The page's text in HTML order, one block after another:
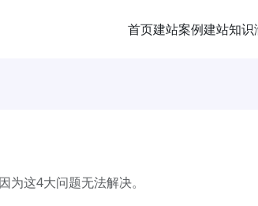
首页建站案例建站知识
这4大问题无法解决。